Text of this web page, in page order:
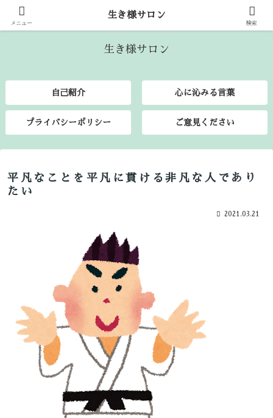
生き様を語り合いましょう♪
生き様サロン
自己紹介 心に沁みる言葉
プライバシーポリシー ご意見ください
平凡なことを平凡に貫ける非凡な人であり
たい
2021.03.21
メニュー
生き様サロン
検索